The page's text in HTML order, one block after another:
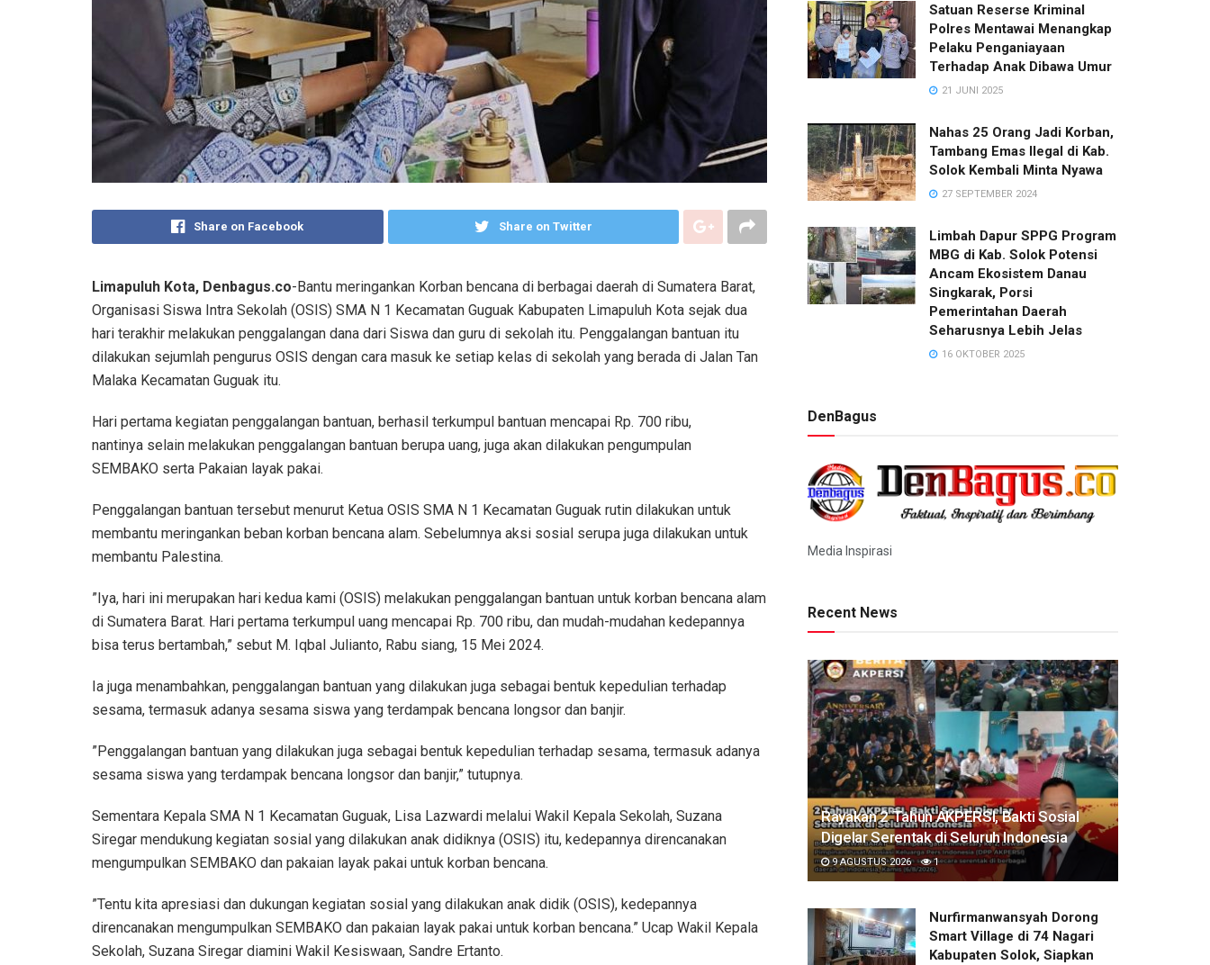
Share on Facebook Share on Twitter
Limapuluh Kota, Denbagus.co-Bantu meringankan Korban bencana di berbagai daerah di Sumatera Barat,
Organisasi Siswa Intra Sekolah (OSIS) SMA N 1 Kecamatan Guguak Kabupaten Limapuluh Kota sejak dua
hari terakhir melakukan penggalangan dana dari Siswa dan guru di sekolah itu. Penggalangan bantuan itu
dilakukan sejumlah pengurus OSIS dengan cara masuk ke setiap kelas di sekolah yang berada di Jalan Tan
Malaka Kecamatan Guguak itu.
Hari pertama kegiatan penggalangan bantuan, berhasil terkumpul bantuan mencapai Rp. 700 ribu,
nantinya selain melakukan penggalangan bantuan berupa uang, juga akan dilakukan pengumpulan
SEMBAKO serta Pakaian layak pakai.
Penggalangan bantuan tersebut menurut Ketua OSIS SMA N 1 Kecamatan Guguak rutin dilakukan untuk
membantu meringankan beban korban bencana alam. Sebelumnya aksi sosial serupa juga dilakukan untuk
membantu Palestina.
”Iya, hari ini merupakan hari kedua kami (OSIS) melakukan penggalangan bantuan untuk korban bencana alam
di Sumatera Barat. Hari pertama terkumpul uang mencapai Rp. 700 ribu, dan mudah-mudahan kedepannya
bisa terus bertambah,” sebut M. Iqbal Julianto, Rabu siang, 15 Mei 2024.
Ia juga menambahkan, penggalangan bantuan yang dilakukan juga sebagai bentuk kepedulian terhadap
sesama, termasuk adanya sesama siswa yang terdampak bencana longsor dan banjir.
”Penggalangan bantuan yang dilakukan juga sebagai bentuk kepedulian terhadap sesama, termasuk adanya
sesama siswa yang terdampak bencana longsor dan banjir,” tutupnya.
Sementara Kepala SMA N 1 Kecamatan Guguak, Lisa Lazwardi melalui Wakil Kepala Sekolah, Suzana
Siregar mendukung kegiatan sosial yang dilakukan anak didiknya (OSIS) itu, kedepannya direncanakan
mengumpulkan SEMBAKO dan pakaian layak pakai untuk korban bencana.
”Tentu kita apresiasi dan dukungan kegiatan sosial yang dilakukan anak didik (OSIS), kedepannya
direncanakan mengumpulkan SEMBAKO dan pakaian layak pakai untuk korban bencana.” Ucap Wakil Kepala
Sekolah, Suzana Siregar diamini Wakil Kesiswaan, Sandre Ertanto.
Satuan Reserse Kriminal
Polres Mentawai Menangkap
Pelaku Penganiayaan
Terhadap Anak Dibawa Umur
21 JUNI 2025
Nahas 25 Orang Jadi Korban,
Tambang Emas Ilegal di Kab.
Solok Kembali Minta Nyawa
27 SEPTEMBER 2024
Limbah Dapur SPPG Program
MBG di Kab. Solok Potensi
Ancam Ekosistem Danau
Singkarak, Porsi
Pemerintahan Daerah
Seharusnya Lebih Jelas
16 OKTOBER 2025
DenBagus
Media Inspirasi
Recent News
Rayakan 2 Tahun AKPERSI, Bakti Sosial
Digelar Serentak di Seluruh Indonesia
9 AGUSTUS 2026 1
Nurfirmanwansyah Dorong
Smart Village di 74 Nagari
Kabupaten Solok, Siapkan